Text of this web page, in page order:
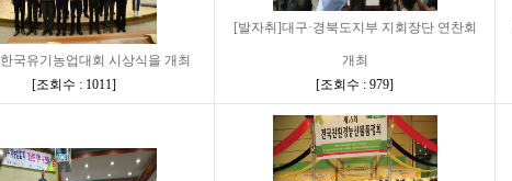
국유기농업대회 시상식을 개최
[조회수 : 1011]
[발자취]대구·경북도지부 지회장단 연찬회
개최
[조회수 : 979]